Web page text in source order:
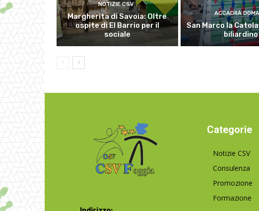
NOTIZIE CSV
Margherita di Savoia: Oltre
ospite di El Barrio per il
sociale
ACCADRÀ
San Marco la
biliardino
Categorie
Notizie CSV
Consulenza
Promozione
Formazione